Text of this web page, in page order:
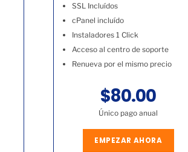
SSL Incluídos
cPanel incluído
Instaladores 1 Click
Acceso al centro de soporte
Renueva por el mismo precio
$80.00
Único pago anual
EMPEZAR AHORA